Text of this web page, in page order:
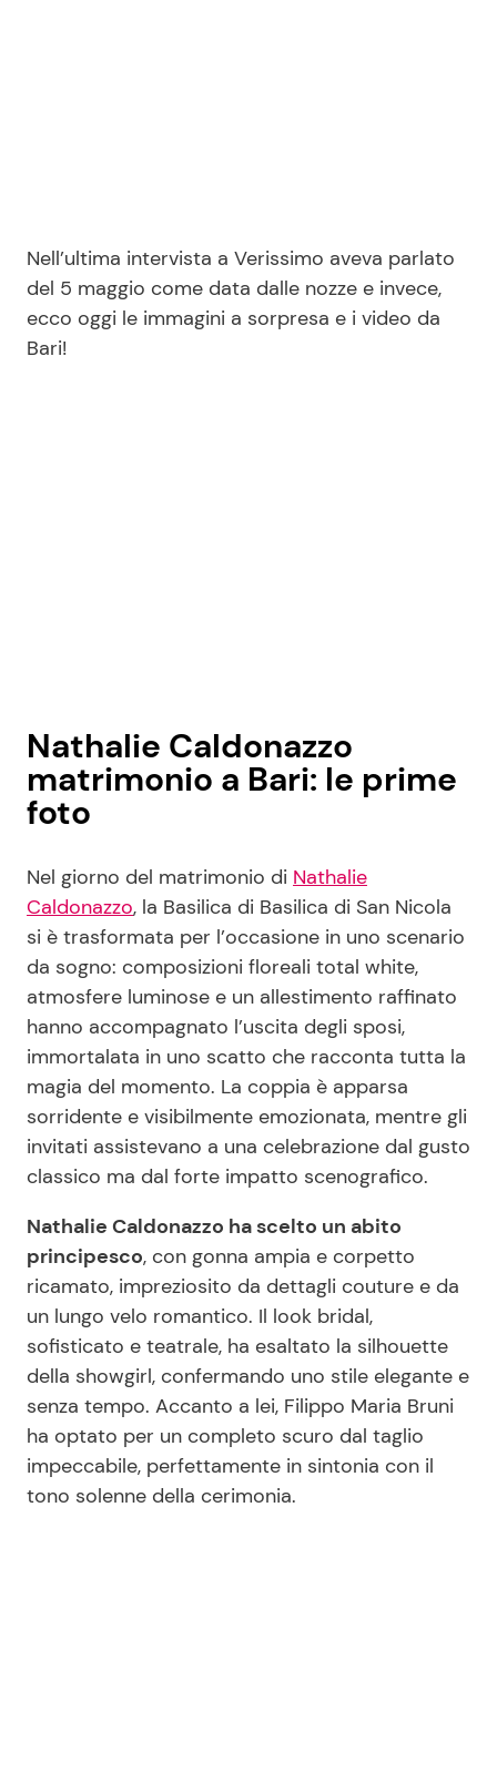
Nell’ultima intervista a Verissimo aveva parlato
del 5 maggio come data dalle nozze e invece,
ecco oggi le immagini a sorpresa e i video da
Bari!
Nathalie Caldonazzo
matrimonio a Bari: le prime
foto
Nel giorno del matrimonio di Nathalie
Caldonazzo, la Basilica di Basilica di San Nicola
si è trasformata per l’occasione in uno scenario
da sogno: composizioni floreali total white,
atmosfere luminose e un allestimento raffinato
hanno accompagnato l’uscita degli sposi,
immortalata in uno scatto che racconta tutta la
magia del momento. La coppia è apparsa
sorridente e visibilmente emozionata, mentre gli
invitati assistevano a una celebrazione dal gusto
classico ma dal forte impatto scenografico.
Nathalie Caldonazzo ha scelto un abito
principesco, con gonna ampia e corpetto
ricamato, impreziosito da dettagli couture e da
un lungo velo romantico. Il look bridal,
sofisticato e teatrale, ha esaltato la silhouette
della showgirl, confermando uno stile elegante e
senza tempo. Accanto a lei, Filippo Maria Bruni
ha optato per un completo scuro dal taglio
impeccabile, perfettamente in sintonia con il
tono solenne della cerimonia.